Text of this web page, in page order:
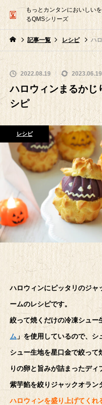
もっとカンタンにおいしい
るQMSシリーズ
記事一覧 レシピ ハロ
2022.08.19 2023.06.19
ハロウィンまるかじ
シピ
レシピ
ハロウィンにピッタリのジャ
ームのレシピです。
絞って焼くだけの冷凍シュー
ム 」を使用しているので、シ
シュー生地を星口金で絞っ
りの卵と旨みが詰まったデ
紫芋餡を絞りジャックオラン
ハロウィンを盛り上げてくれ